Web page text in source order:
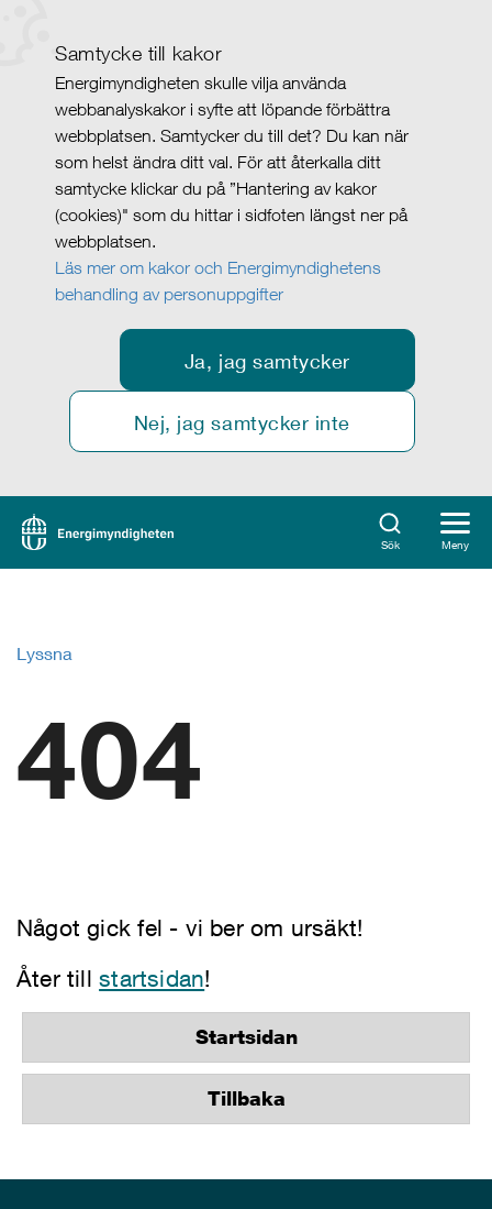
Samtycke till kakor
Energimyndigheten skulle vilja använda
webbanalyskakor i syfte att löpande förbättra
webbplatsen. Samtycker du till det? Du kan när
som helst ändra ditt val. För att återkalla ditt
samtycke klickar du på ”Hantering av kakor
(cookies)" som du hittar i sidfoten längst ner på
webbplatsen.
Läs mer om kakor och Energimyndighetens
behandling av personuppgifter
Ja, jag samtycker
Nej, jag samtycker inte
Sök Meny
Lyssna
404
Något gick fel - vi ber om ursäkt!
Åter tillstartsidan!
Startsidan
Tillbaka